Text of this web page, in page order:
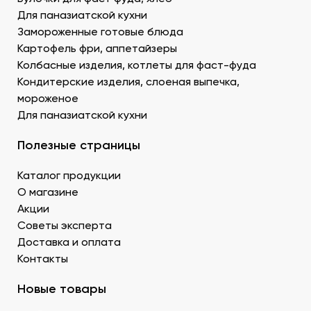
морепродукты, можно оптом и с доставкой.
Муку темпура. Смесь пшеничной и рисовой муки с
крахмалом для золотистой корочки. Можно
заказать премиальный мучной продукт для суши в
Водоросли. Комбу, нори – качественные продукты
для суши в ДНР с быстрой доставкой.
Икру масаго, тобико. Свежайшие продукты для
Белый и черный кунжут. Придает блюду ореховые
суши оптом – кунжутные семена в разной
расфасовке. Используются для создания
вкусового оттенка и декорирования.
Соевый соус. Приготовленный по классическому
приобрести оптовой партией в нашей компании.
Для паназиатской кухни
Замороженные готовые блюда
Картофель фри, аппетайзеры
Колбасные изделия, котлеты для фаст-фуда
Кондитерские изделия, слоеная выпечка,
мороженое
Для паназиатской кухни
Полезные страницы
Каталог продукции
О магазине
Акции
Советы эксперта
Доставка и оплата
Контакты
Новые товары